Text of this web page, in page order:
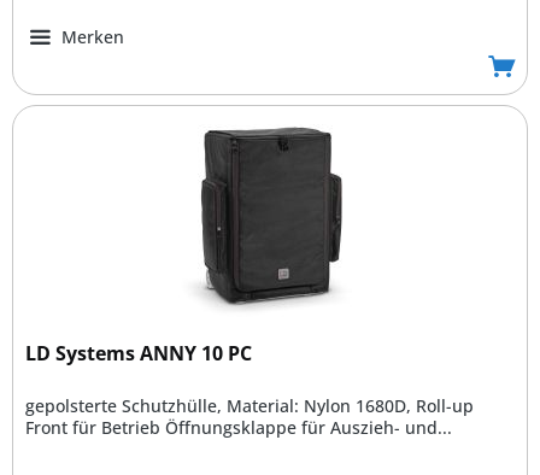
Merken
LD Systems ANNY 10 PC
gepolsterte Schutzhülle, Material: Nylon 1680D, Roll-up
Front für Betrieb Öffnungsklappe für Auszieh- und...